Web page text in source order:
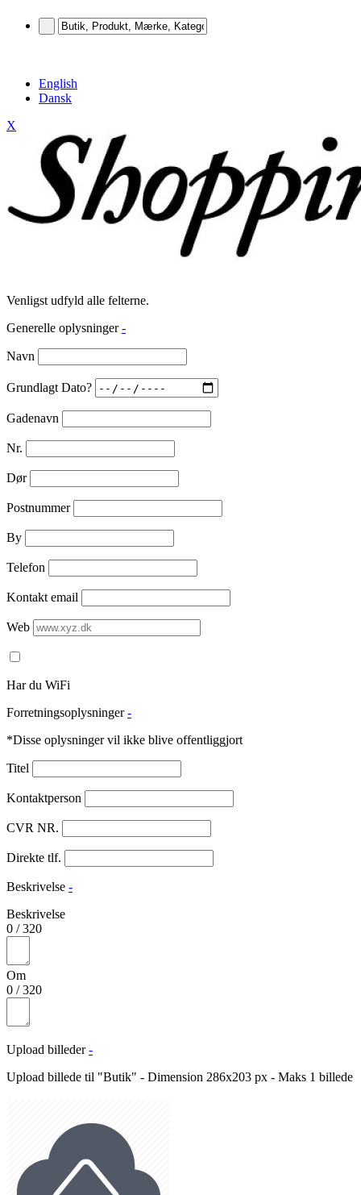
English
Dansk
X
Venligst udfyld alle felterne.
Generelle oplysninger -
Navn
Grundlagt Dato?
Gadenavn
Nr.
Dør
Postnummer
By
Telefon
Kontakt email
Web
Har du WiFi
Forretningsoplysninger -
*Disse oplysninger vil ikke blive offentliggjort
Titel
Kontaktperson
CVR NR.
Direkte tlf.
Beskrivelse -
Beskrivelse
0 /320
Om
0 /320
Upload billeder -
Upload billede til "Butik" - Dimension 286x203 px - Maks 1 billede